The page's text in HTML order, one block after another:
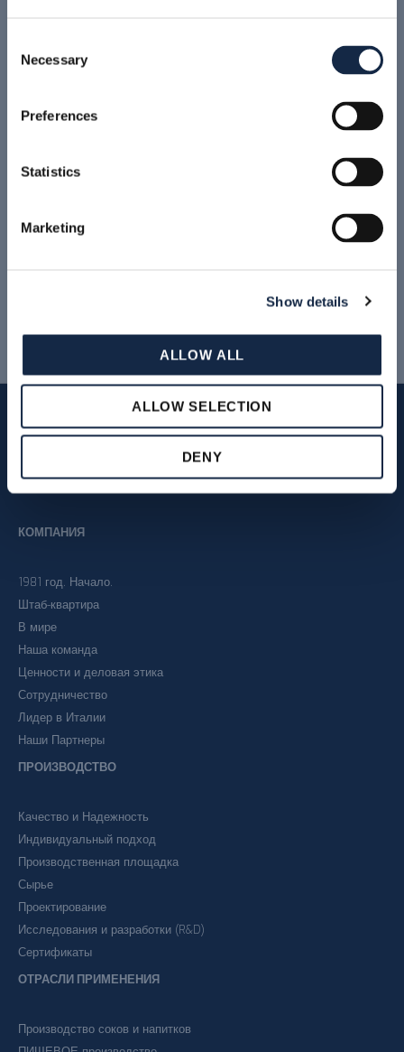
Selection
Necessary
Preferences
Statistics
Marketing
Show details
ALLOW ALL
ALLOW SELECTION
DENY
КЛАПАНЫ, ПРОИЗВЕДЕННЫЕ В ПЕРИОД
Определите серийный номер на этикетке клапана
КОМПАНИЯ
1981 год. Начало.
Штаб-квартира
В мире
Наша команда
Ценности и деловая этика
Сотрудничество
Лидер в Италии
Наши Партнеры
ПРОИЗВОДСТВО
Качество и Надежность
Индивидуальный подход
Производственная площадка
Сырье
Проектирование
Исследования и разработки (R&D)
Сертификаты
ОТРАСЛИ ПРИМЕНЕНИЯ
Производство соков и напитков